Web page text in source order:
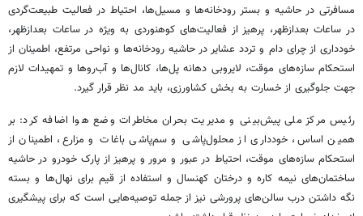
مسافرتی در حاشیه و بستر رودخانه‌ها و مسیل‌ها، احتیاط در فعالیت طبیعت‌گردی
در ساعات بعدازظهر، پرهیز از فعالیت‌های کوهنوردی به ویژه در ساعات بعدازظهر،
خودداری ازچرای دام و تردد عشایر در حاشیه رودخانه‌ها و نواحی مرتفع، اطمینان از
استحکام سازه‌های موقت، لایروبی دهانه پل‌ها، کانال‌ها و آب‌روها و تمهیدات لازم
جهت جلوگیری از خسارت به بخش کشاورزی، باید مد نظر قرار گیرد.
رئیس مرکز ملی پیش‌بینی و مدیریت بحران مخاطرات وضع هوا اضافه کرد: بر
همین اساس، خودداری از محلول‌پاشی و سم‌پاشی باغات و مزارع، اطمینان از
استحکام سازه‌های موقت، احتیاط در عبور و مرور و پرهیز از پارک خودرو در حاشیه
ساختمان‌های نیمه کاره و درختان کهنسال و استفاده از قیم برای نهال‌ها و بسته
نگه داشتن درب سالن‌های پرورشی نیز از جمله توصیه‌هایی است که برای پیشگیری